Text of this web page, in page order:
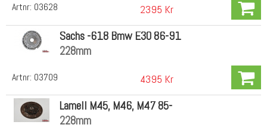
Artnr: 03628 2395 Kr
Artnr: 03709
Sachs -618 Bmw E30 86-91
228mm
4395 Kr
Lamell M45, M46, M47 85-
228mm